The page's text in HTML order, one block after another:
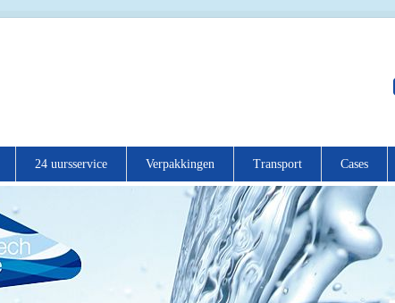
24 uursservice Verpakkingen Transport Cases